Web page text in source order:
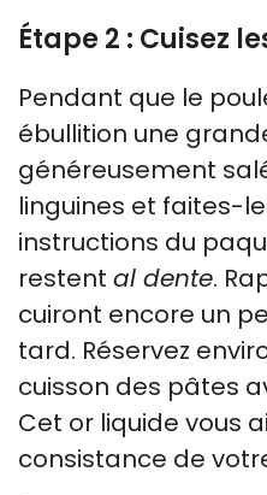
Étape 2 : Cuisez
Pendant que le
ébullition une
généreusement
linguines et faites-
instructions du
restent al dente.
cuiront encore un
tard. Réservez
cuisson des pâtes
Cet or liquide vous
consistance de